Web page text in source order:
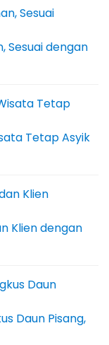
Sesuai dengan
Tetap Asyik
Klien dengan
Daun Pisang,